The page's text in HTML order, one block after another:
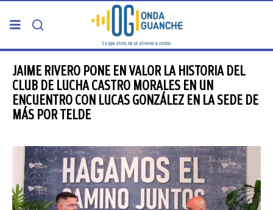
PORTADA
TELDE
CANARIAS
5ª COLUMNA
JAIME RIVERO PONE EN VALOR LA HISTORIA DEL
CLUB DE LUCHA CASTRO MORALES EN UN
ENCUENTRO CON LUCAS GONZÁLEZ EN LA SEDE DE
MÁS POR TELDE